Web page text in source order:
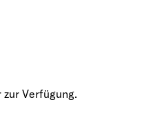
zur Verfügung.